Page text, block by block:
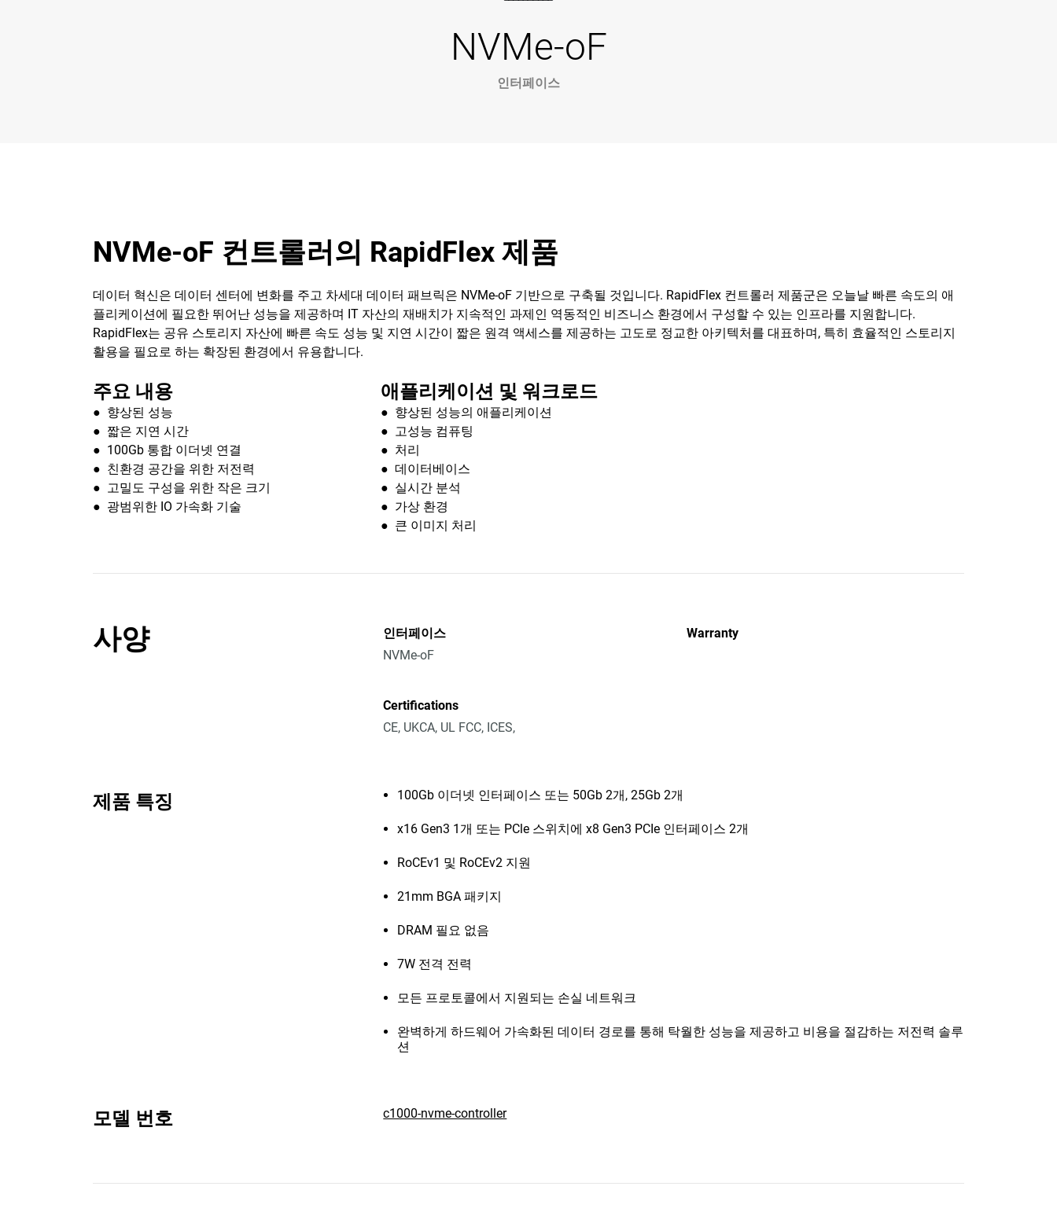
NVMe-oF
인터페이스
NVMe-oF 컨트롤러의 RapidFlex 제품
데이터 혁신은 데이터 센터에 변화를 주고 차세대 데이터 패브릭은 NVMe-oF 기반으로 구축될 것입니다. RapidFlex 컨트롤러 제품군은 오늘날 빠른 속도의 애
플리케이션에 필요한 뛰어난 성능을 제공하며 IT 자산의 재배치가 지속적인 과제인 역동적인 비즈니스 환경에서 구성할 수 있는 인프라를 지원합니다.
RapidFlex는 공유 스토리지 자산에 빠른 속도 성능 및 지연 시간이 짧은 원격 액세스를 제공하는 고도로 정교한 아키텍처를 대표하며, 특히 효율적인 스토리지
활용을 필요로 하는 확장된 환경에서 유용합니다.
주요 내용
● 향상된 성능
● 짧은 지연 시간
● 100Gb 통합 이더넷 연결
● 친환경 공간을 위한 저전력
● 고밀도 구성을 위한 작은 크기
● 광범위한 IO 가속화 기술
애플리케이션 및 워크로드
● 향상된 성능의 애플리케이션
● 고성능 컴퓨팅
● 처리
● 데이터베이스
● 실시간 분석
● 가상 환경
● 큰 이미지 처리
사양
인터페이스
NVMe-oF
Warranty
Certifications
CE, UKCA, UL FCC, ICES,
제품 특징 100Gb 이더넷 인터페이스 또는 50Gb 2개, 25Gb 2개
x16 Gen3 1개 또는 PCle 스위치에 x8 Gen3 PCIe 인터페이스 2개
RoCEv1 및 RoCEv2 지원
21mm BGA 패키지
DRAM 필요 없음
7W 전격 전력
모든 프로토콜에서 지원되는 손실 네트워크
완벽하게 하드웨어 가속화된 데이터 경로를 통해 탁월한 성능을 제공하고 비용을 절감하는 저전력 솔루
션
모델 번호 c1000-nvme-controller